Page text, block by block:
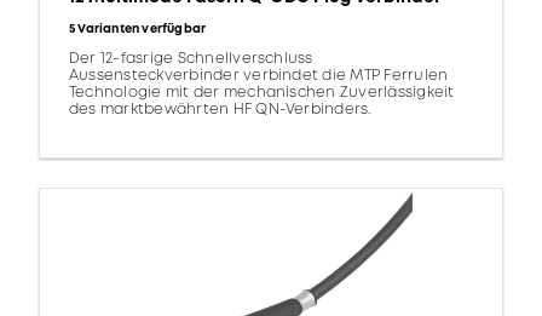
5 Varianten verfügbar
Der 12-fasrige Schnellverschluss
Aussensteckverbinder verbindet die MTP Ferrulen
Technologie mit der mechanischen Zuverlässigkeit
des marktbewährten HF QN-Verbinders.